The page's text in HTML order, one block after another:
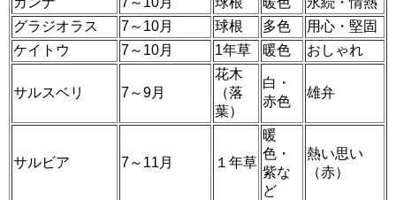
グラジオラス
7～10月 球根 多色
用心・堅固
ケイトウ
7～10月 1年草 暖色 おしゃれ
サルスベリ 7～9月
花木
（落
葉）
白・
赤色
雄弁
サルビア 7～11月 １年草
暖
色・
紫な
ど
熱い思い
（赤）